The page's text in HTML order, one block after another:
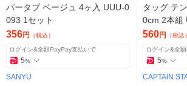
パータブ ベージュ 4ヶ入 UUU-0
093 1セット
356円 （税込）
ログイン&全額PayPay支払いで
5%
SANYU
タッグ テ
0cm 2本組
560円 （税込）
ログイン&全
5%
CAPTAIN